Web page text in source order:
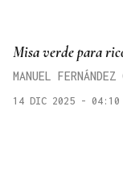
Misa verde para
MANUEL FERNÁNDEZ
14 DIC 2025 - 04:10